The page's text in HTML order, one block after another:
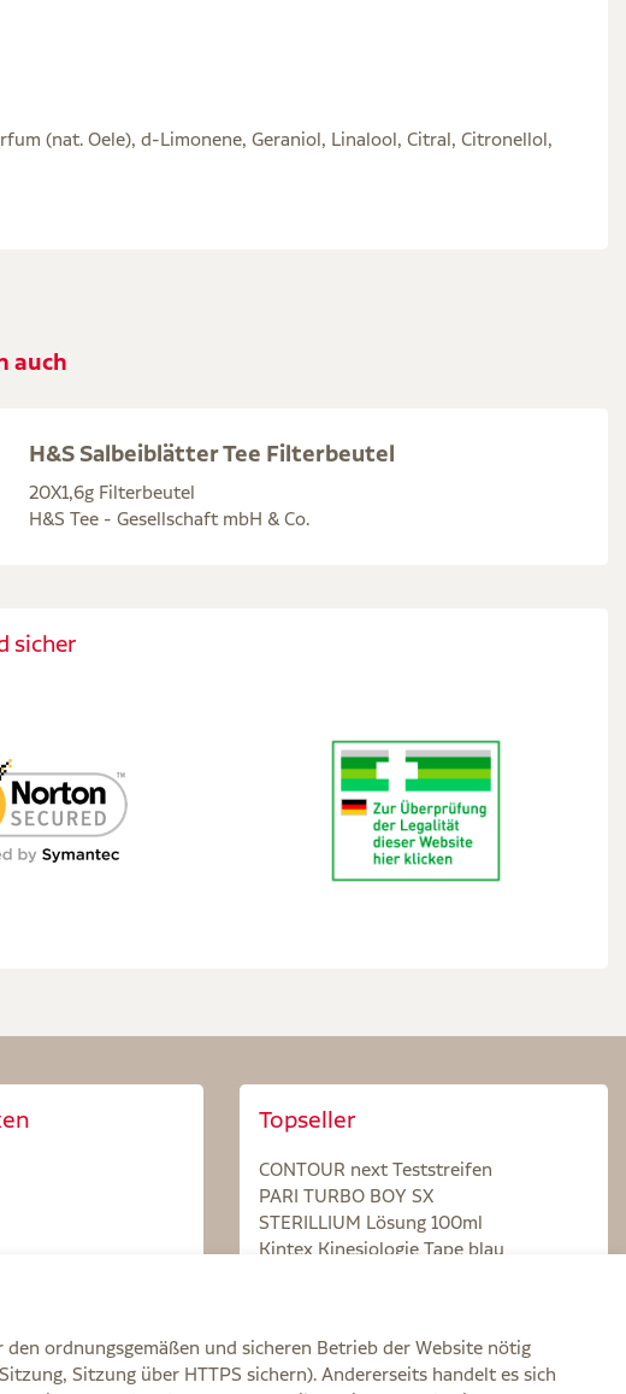
(nat. Oele), d-Limonene, Geraniol, Linalool, Citral, Citronellol,
auch
H&S Salbeiblätter Tee Filterbeutel
20X1,6g Filterbeutel
H&S Tee - Gesellschaft mbH & Co.
sicher
Topseller
CONTOUR next Teststreifen
PARI TURBO BOY SX
STERILLIUM Lösung 100ml
Kintex Kinesiologie Tape blau
ordnungsgemäßen und sicheren Betrieb der Website nötig
Sitzung über HTTPS sichern). Andererseits handelt es sich